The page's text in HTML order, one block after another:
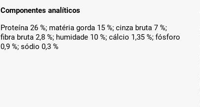
Componentes analíticos
Proteína 26 %; matéria gorda 15 %; cinza bruta 7 %;
fibra bruta 2,8 %; humidade 10 %; cálcio 1,35 %; fósforo
0,9 %; sódio 0,3 %